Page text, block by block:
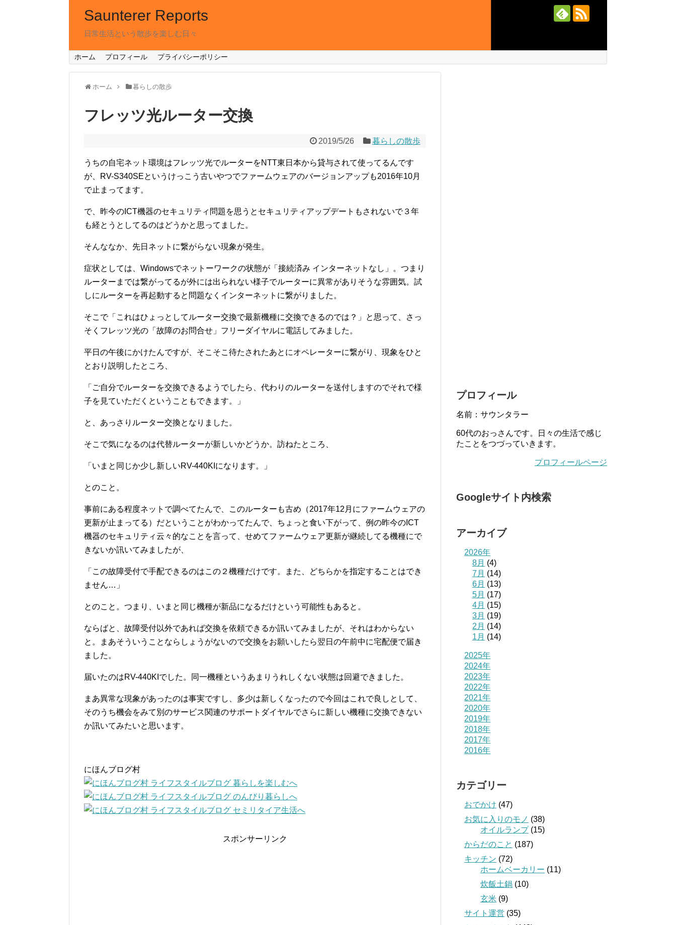
Saunterer Reports
日常生活という散歩を楽しむ日々
ホーム プロフィール プライバシーポリシー
ホーム 暮らしの散歩
フレッツ光ルーター交換
2019/5/26 暮らしの散歩
うちの自宅ネット環境はフレッツ光でルーターをNTT東日本から貸与されて使ってるんです
が、RV-S340SEというけっこう古いやつでファームウェアのバージョンアップも2016年10月
で止まってます。
で、昨今のICT機器のセキュリティ問題を思うとセキュリティアップデートもされないで３年
も経とうとしてるのはどうかと思ってました。
そんななか、先日ネットに繋がらない現象が発生。
症状としては、Windowsでネットーワークの状態が「接続済み インターネットなし」。つまり
ルーターまでは繋がってるが外には出られない様子でルーターに異常がありそうな雰囲気。試
しにルーターを再起動すると問題なくインターネットに繋がりました。
そこで「これはひょっとしてルーター交換で最新機種に交換できるのでは？」と思って、さっ
そくフレッツ光の「故障のお問合せ」フリーダイヤルに電話してみました。
平日の午後にかけたんですが、そこそこ待たされたあとにオペレーターに繋がり、現象をひと
とおり説明したところ、
「ご自分でルーターを交換できるようでしたら、代わりのルーターを送付しますのでそれで様
子を見ていただくということもできます。」
と、あっさりルーター交換となりました。
そこで気になるのは代替ルーターが新しいかどうか。訪ねたところ、
「いまと同じか少し新しいRV-440KIになります。」
とのこと。
事前にある程度ネットで調べてたんで、このルーターも古め（2017年12月にファームウェアの
更新が止まってる）だということがわかってたんで、ちょっと食い下がって、例の昨今のICT
機器のセキュリティ云々的なことを言って、せめてファームウェア更新が継続してる機種にで
きないか訊いてみましたが、
「この故障受付で手配できるのはこの２機種だけです。また、どちらかを指定することはでき
ません…」
とのこと。つまり、いまと同じ機種が新品になるだけという可能性もあると。
ならばと、故障受付以外であれば交換を依頼できるか訊いてみましたが、それはわからない
と。まあそういうことならしょうがないので交換をお願いしたら翌日の午前中に宅配便で届き
ました。
届いたのはRV-440KIでした。同一機種というあまりうれしくない状態は回避できました。
まあ異常な現象があったのは事実ですし、多少は新しくなったので今回はこれで良しとして、
そのうち機会をみて別のサービス関連のサポートダイヤルでさらに新しい機種に交換できない
か訊いてみたいと思います。
にほんブログ村
スポンサーリンク
プロフィール
名前：サウンタラー
60代のおっさんです。日々の生活で感じ
たことをつづっていきます。
プロフィールページ
Googleサイト内検索
アーカイブ
2026年
8月 (4)
7月 (14)
6月 (13)
5月 (17)
4月 (15)
3月 (19)
2月 (14)
1月 (14)
2025年
2024年
2023年
2022年
2021年
2020年
2019年
2018年
2017年
2016年
カテゴリー
おでかけ (47)
お気に入りのモノ (38)
オイルランプ(15)
からだのこと (187)
キッチン (72)
ホームベーカリー (11)
炊飯土鍋 (10)
玄米 (9)
サイト運営 (35)